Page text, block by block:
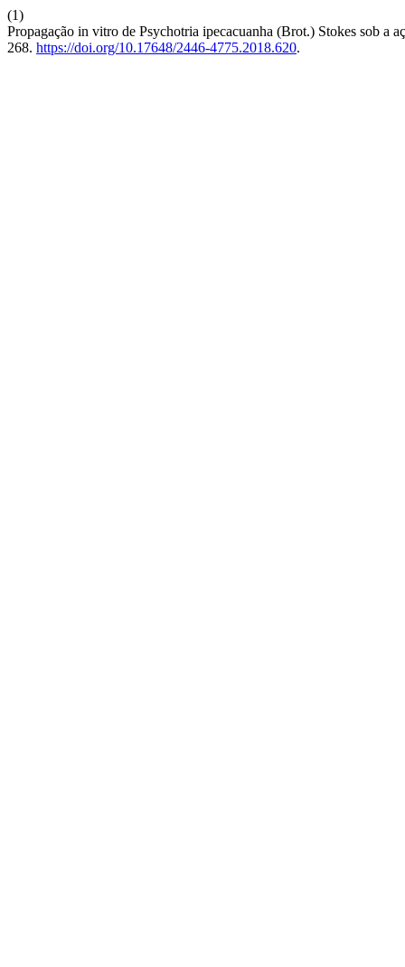
(1)
Propagação in vitro de Psychotria ipecacuanha (Brot.) Stokes sob a
268. https://doi.org/10.17648/2446-4775.2018.620.